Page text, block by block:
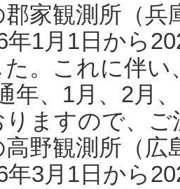
家観測所（
年1月1日から
。これに伴い
年、1月、2月
ますので、
野観測所（
年3月1日から